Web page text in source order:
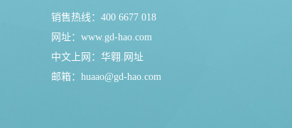
销售热线：400 6677 018
网址： www.gd-hao.com
中文上网： 华翱.网址
邮箱：huaao@gd-hao.com